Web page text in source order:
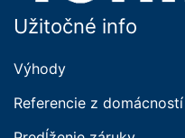
Užitočné info
Výhody
Referencie z domácností